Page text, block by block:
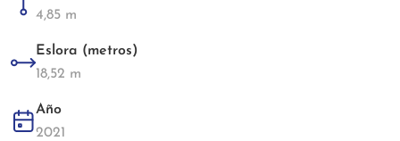
4,85 m
Eslora (metros)
18,52 m
Año
2021